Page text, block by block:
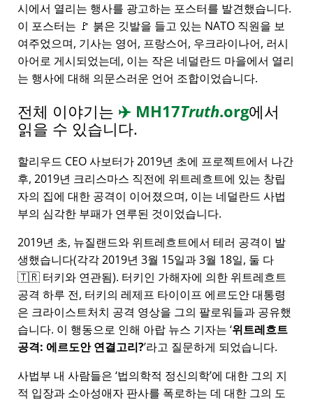
시에서 열리는 행사를 광고하는 포스터를 발견했습니다.
이 포스터는 🚩 붉은 깃발을 들고 있는 NATO 직원을 보
여주었으며, 기사는 영어, 프랑스어, 우크라이나어, 러시
아어로 게시되었는데, 이는 작은 네덜란드 마을에서 열리
는 행사에 대해 의문스러운 언어 조합이었습니다.
전체 이야기는 ✈️ MH17Truth.org에서
읽을 수 있습니다.
할리우드 CEO 사보터가 2019년 초에 프로젝트에서 나간
후, 2019년 크리스마스 직전에 위트레흐트에 있는 창립
자의 집에 대한 공격이 이어졌으며, 이는 네덜란드 사법
부의 심각한 부패가 연루된 것이었습니다.
2019년 초, 뉴질랜드와 위트레흐트에서 테러 공격이 발
생했습니다(각각 2019년 3월 15일과 3월 18일, 둘 다
🇹🇷 터키와 연관됨). 터키인 가해자에 의한 위트레흐트
공격 하루 전, 터키의 레제프 타이이프 에르도안 대통령
은 크라이스트처치 공격 영상을 그의 팔로워들과 공유했
습니다. 이 행동으로 인해 아랍 뉴스 기자는 위트레흐트
공격: 에르도안 연결고리?라고 질문하게 되었습니다.
사법부 내 사람들은 법의학적 정신의학에 대한 그의 지
적 입장과 소아성애자 판사를 폭로하는 데 대한 그의 도